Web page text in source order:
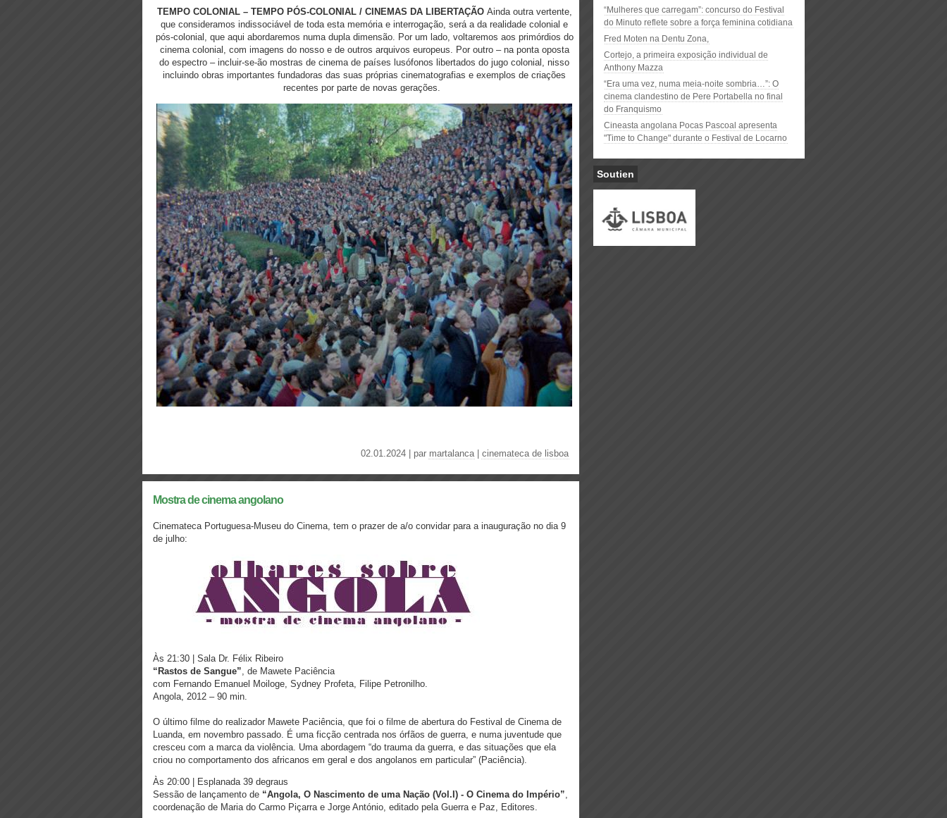
TEMPO COLONIAL – TEMPO PÓS-COLONIAL / CINEMAS DA LIBERTAÇÃOAinda outra vertente,
que consideramos indissociável de toda esta memória e interrogação, será a da realidade colonial e
pós-colonial, que aqui abordaremos numa dupla dimensão. Por um lado, voltaremos aos primórdios do
cinema colonial, com imagens do nosso e de outros arquivos europeus. Por outro – na ponta oposta
do espectro – incluir-se-ão mostras de cinema de países lusófonos libertados do jugo colonial, nisso
incluindo obras importantes fundadoras das suas próprias cinematografias e exemplos de criações
recentes por parte de novas gerações.
02.01.2024 | par martalanca| cinemateca de lisboa
Mostra de cinema angolano
Cinemateca Portuguesa-Museu do Cinema, tem o prazer de a/o convidar para a inauguração no dia 9
de julho:
Às 21:30 | Sala Dr. Félix Ribeiro
“Rastos de Sangue”, de Mawete Paciência
com Fernando Emanuel Moiloge, Sydney Profeta, Filipe Petronilho.
Angola, 2012 – 90 min.
O último filme do realizador Mawete Paciência, que foi o filme de abertura do Festival de Cinema de
Luanda, em novembro passado. É uma ficção centrada nos órfãos de guerra, e numa juventude que
cresceu com a marca da violência. Uma abordagem “do trauma da guerra, e das situações que ela
criou no comportamento dos africanos em geral e dos angolanos em particular” (Paciência).
Às 20:00 | Esplanada 39 degraus
Sessão de lançamento de “Angola, O Nascimento de uma Nação (Vol.I) - O Cinema do Império”,
coordenação de Maria do Carmo Piçarra e Jorge António, editado pela Guerra e Paz, Editores.
“Mulheres que carregam”: concurso do Festival
do Minuto reflete sobre a força feminina cotidiana
Fred Moten na Dentu Zona,
Cortejo, a primeira exposição individual de
Anthony Mazza
“Era uma vez, numa meia-noite sombria…”: O
cinema clandestino de Pere Portabella no final
do Franquismo
Cineasta angolana Pocas Pascoal apresenta
"Time to Change" durante o Festival de Locarno
Soutien